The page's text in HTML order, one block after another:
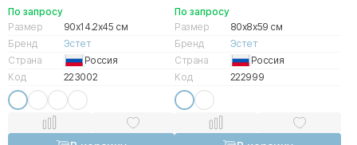
По запросу
Размер
90x14.2x45 см
Бренд
Эстет
Страна
Россия
Код
223002
По запросу
Размер
80x8x59 см
Бренд
Эстет
Страна
Россия
Код
222999